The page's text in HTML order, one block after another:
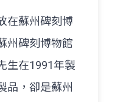
在蘇州碑刻博
州碑刻博物館
生在1991年製
品，卻是蘇州